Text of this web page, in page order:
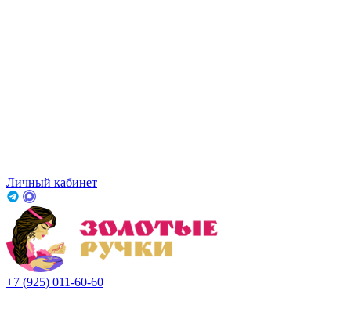
Личный кабинет
+7 (925) 011-60-60